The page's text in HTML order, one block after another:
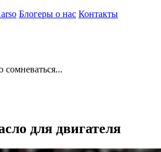
Блогеры о нас Контакты
сомневаться...
для двигателя